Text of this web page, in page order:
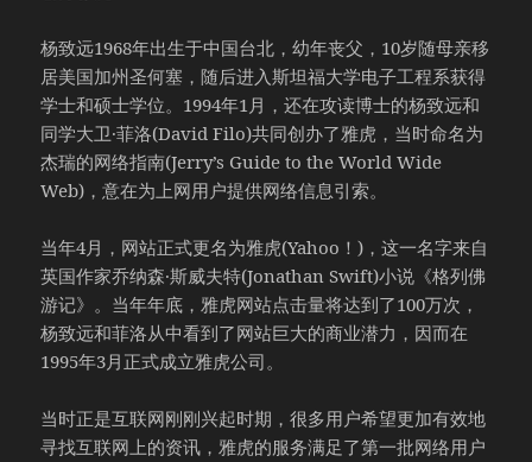
杨致远1968年出生于中国台北，幼年丧父，10岁随母亲移
居美国加州圣何塞，随后进入斯坦福大学电子工程系获得
学士和硕士学位。1994年1月，还在攻读博士的杨致远和
同学大卫·菲洛(David Filo)共同创办了雅虎，当时命名为
杰瑞的网络指南(Jerry’s Guide to the World Wide
Web)，意在为上网用户提供网络信息引索。
当年4月，网站正式更名为雅虎(Yahoo！)，这一名字来自
英国作家乔纳森·斯威夫特(Jonathan Swift)小说《格列佛
游记》。当年年底，雅虎网站点击量将达到了100万次，
杨致远和菲洛从中看到了网站巨大的商业潜力，因而在
1995年3月正式成立雅虎公司。
当时正是互联网刚刚兴起时期，很多用户希望更加有效地
寻找互联网上的资讯，雅虎的服务满足了第一批网络用户